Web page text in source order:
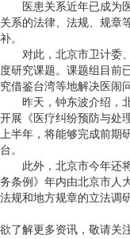
医患关系近年已成为
关系的法律、法规、规章
补。
对此，北京市卫计委
度研究课题。课题组目前
究借鉴台湾等地解决医闹
昨天，钟东波介绍，
开展《医疗纠纷预防与处
上半年，将能够完成前期
台。
此外，北京市今年还
务条例》年内由北京市人
法规和地方规章的立法调
欲了解更多资讯，敬请关